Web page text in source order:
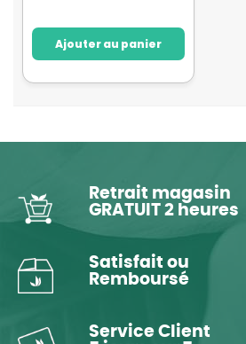
Ajouter au panier
Retrait magasin
GRATUIT 2 heures
Satisfait ou
Remboursé
Service Client